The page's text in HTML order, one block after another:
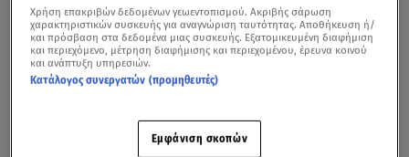
Ινστιτούτου, Θανάσης Γκανάς, δήλωσε πως οι σεισμοί
έχουν επηρεάσει την Καλντέρα, η οποία έχει ανυψωθεί
έως και 4 εκατοστά.
Επεκτείνονται και στην Αμοργό τα μέτρα στήριξης των
Χρήση επακριβών δεδομένων γεωεντοπισμού. Ακριβής σάρωση
χαρακτηριστικών συσκευής για αναγνώριση ταυτότητας. Αποθήκευση ή/
και πρόσβαση στα δεδομένα μιας συσκευής. Εξατομικευμένη διαφήμιση
και περιεχόμενο, μέτρηση διαφήμισης και περιεχομένου, έρευνα κοινού
και ανάπτυξη υπηρεσιών.
Κατάλογος συνεργατών (προμηθευτές)
Εμφάνιση σκοπών